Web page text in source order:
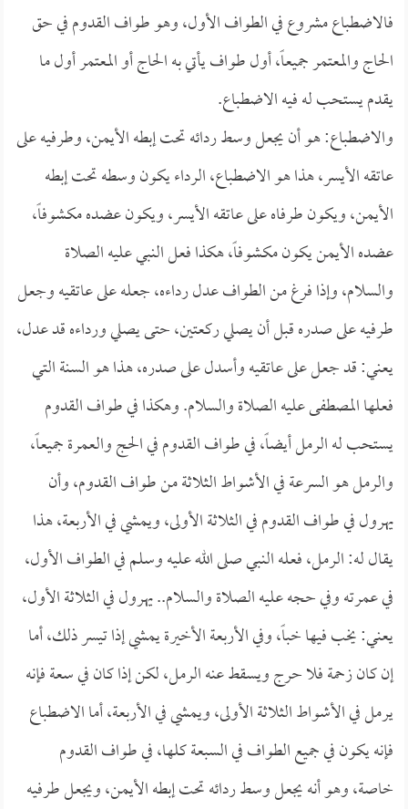
فالاضطباع مشروع في الطواف الأول، وهو طواف القدوم في حق
الحاج والمعتمر جميعاً، أول طواف يأتي به الحاج أو المعتمر أول ما
يقدم يستحب له فيه الاضطباع.
والاضطباع: هو أن يجعل وسط ردائه تحت إبطه الأيمن، وطرفيه على
عاتقه الأيسر، هذا هو الاضطباع، الرداء يكون وسطه تحت إبطه
الأيمن، ويكون طرفاه على عاتقه الأيسر، ويكون عضده مكشوفاً،
عضده الأيمن يكون مكشوفاً، هكذا فعل النبي عليه الصلاة
والسلام، وإذا فرغ من الطواف عدل رداءه، جعله على عاتقيه وجعل
طرفيه على صدره قبل أن يصلي ركعتين، حتى يصلي ورداءه قد عدل،
يعني: قد جعل على عاتقيه وأسدل على صدره، هذا هو السنة التي
فعلها المصطفى عليه الصلاة والسلام. وهكذا في طواف القدوم
يستحب له الرمل أيضاً، في طواف القدوم في الحج والعمرة جميعاً،
والرمل هو السرعة في الأشواط الثلاثة من طواف القدوم، وأن
يهرول في طواف القدوم في الثلاثة الأولى، ويمشي في الأربعة، هذا
يقال له: الرمل، فعله النبي صلى الله عليه وسلم في الطواف الأول،
في عمرته وفي حجه عليه الصلاة والسلام.. يهرول في الثلاثة الأول،
يعني: يخب فيها خباً، وفي الأربعة الأخيرة يمشي إذا تيسر ذلك، أما
إن كان زحمة فلا حرج ويسقط عنه الرمل، لكن إذا كان في سعة فإنه
يرمل في الأشواط الثلاثة الأولى، ويمشي في الأربعة، أما الاضطباع
فإنه يكون في جميع الطواف في السبعة كلها، في طواف القدوم
خاصة، وهو أنه يجعل وسط ردائه تحت إبطه الأيمن، ويجعل طرفيه